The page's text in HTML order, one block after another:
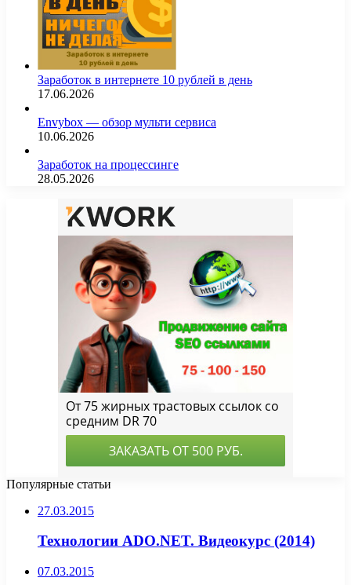
Заработок в интернете 10 рублей в день
17.06.2026
Envybox — обзор мульти сервиса
10.06.2026
Заработок на процессинге
28.05.2026
Популярные статьи
27.03.2015
Технологии ADO.NET. Видеокурс (2014)
07.03.2015